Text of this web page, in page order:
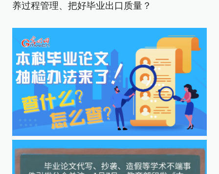
养过程管理、把好毕业出口质量？